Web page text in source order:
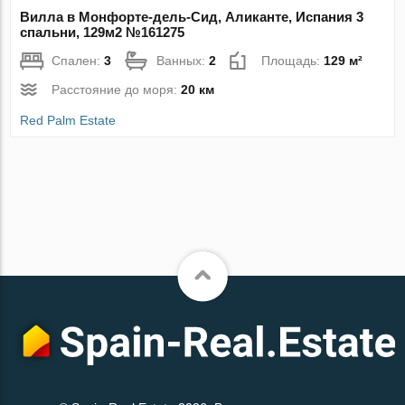
Вилла в Монфорте-дель-Сид, Аликанте, Испания 3
спальни, 129м2 №161275
Спален:3 Ванных:2 Площадь: 129 м²
Расстояние до моря:20 км
Red Palm Estate